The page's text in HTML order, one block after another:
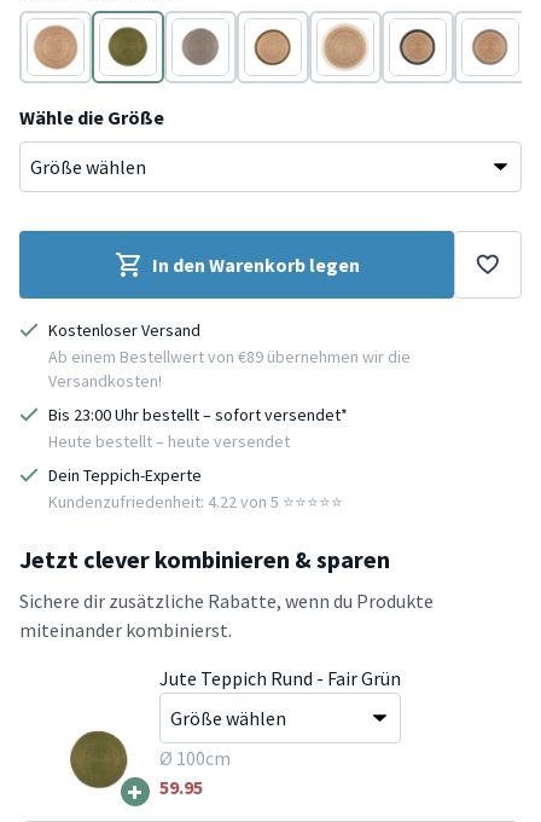
Beige Grün Grau Beige Beige SchwarzGrau
Wähle die Größe
In den Warenkorb legen
Kostenloser Versand
Ab einem Bestellwert von €89 übernehmen wir die
Versandkosten!
Bis 23:00 Uhr bestellt – sofort versendet*
Heute bestellt – heute versendet
Dein Teppich-Experte
Kundenzufriedenheit: 4.22 von 5 ⭐️⭐️⭐️⭐️⭐️
Jetzt clever kombinieren & sparen
Sichere dir zusätzliche Rabatte, wenn du Produkte
miteinander kombinierst.
+
Jute Teppich Rund - Fair Grün
Ø 100cm
59.95